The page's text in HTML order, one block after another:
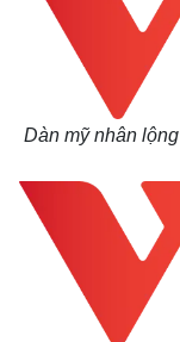
Dàn mỹ nhân